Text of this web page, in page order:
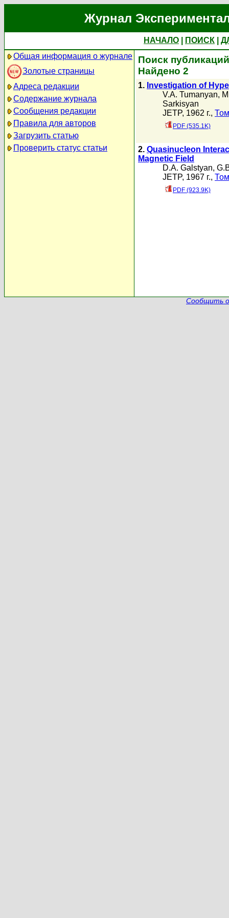
Журнал
НАЧАЛО ПОИСК
Общая информация о журнале
Золотые страницы
Адреса редакции
Содержание журнала
Сообщения редакции
Правила для авторов
Загрузить статью
Проверить статус статьи
Поиск
Найдено 2
1. Investigation of
V.A. Tumanyan,
Sarkisyan
JETP, 1962 г.,
PDF (535.1K)
2. Quasinucleon
Magnetic Field
D.A. Galstyan,
JETP, 1967 г.,
PDF (923.9K)
Сообщить о